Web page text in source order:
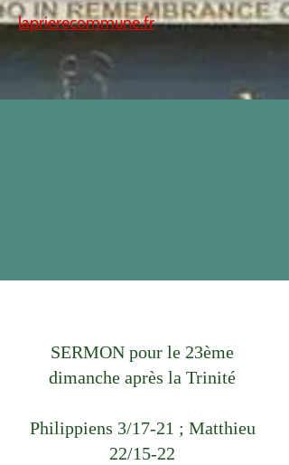
laprierecommune.fr
SERMON pour le 23ème
dimanche après la Trinité
Philippiens 3/17-21 ; Matthieu
22/15-22